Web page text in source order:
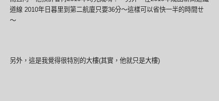
道線 2010年日暮里到第二航廈只要36分～這樣可以省快一半的時間ㄝ
～
另外，這是我覺得很特別的大樓(其實，他就只是大樓)